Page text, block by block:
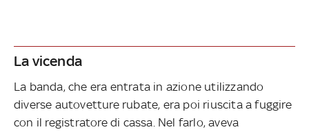
La vicenda
La banda, che era entrata in azione utilizzando
diverse autovetture rubate, era poi riuscita a fuggire
con il registratore di cassa. Nel farlo, aveva